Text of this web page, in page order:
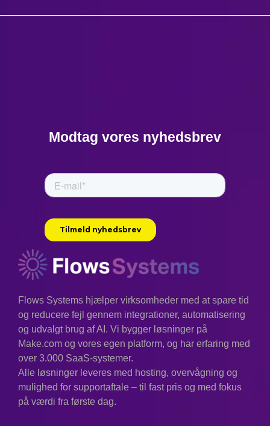
Modtag vores nyhedsbrev
Flows Systems hjælper virksomheder med at spare tid
og reducere fejl gennem integrationer, automatisering
og udvalgt brug af AI. Vi bygger løsninger på
Make.com og vores egen platform, og har erfaring med
over 3.000 SaaS-systemer.
Alle løsninger leveres med hosting, overvågning og
mulighed for supportaftale – til fast pris og med fokus
på værdi fra første dag.